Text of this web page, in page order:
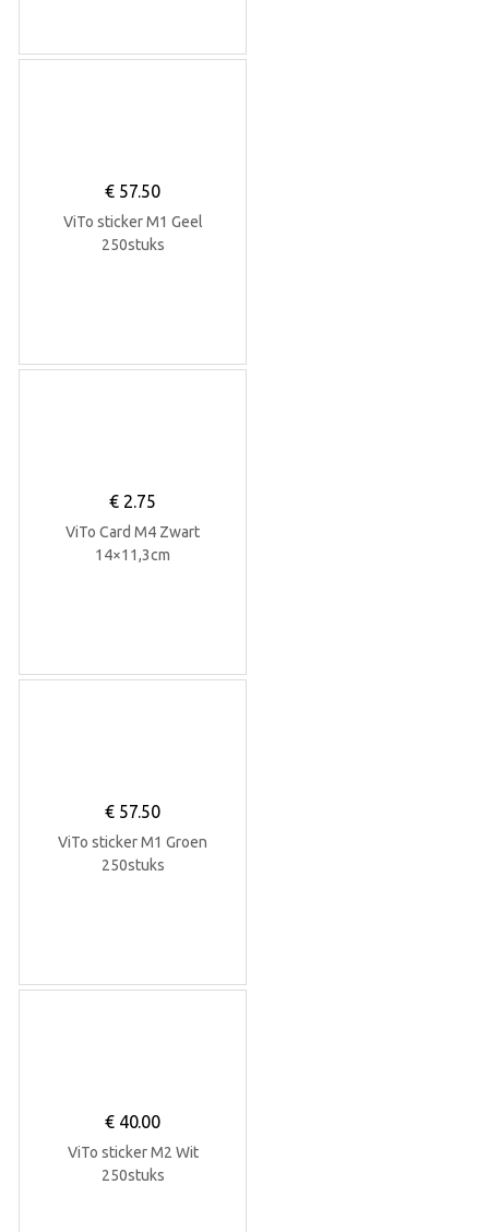
€57.50
ViTo sticker M1 Geel
250stuks
€ 2.75
ViTo Card M4 Zwart
14×11,3cm
€57.50
ViTo sticker M1 Groen
250stuks
€40.00
ViTo sticker M2 Wit
250stuks